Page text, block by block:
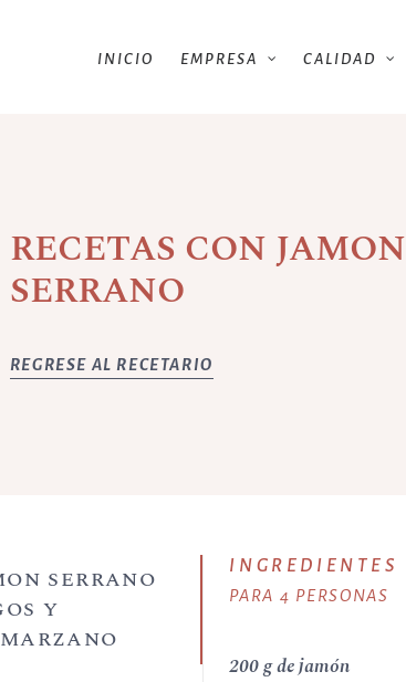
INICIO EMPRESA CALIDAD
RECETAS CON JAMON
SERRANO
REGRESE AL RECETARIO
SERRANO
Y
INGREDIENTES
PARA 4 PERSONAS
200 g de jamón